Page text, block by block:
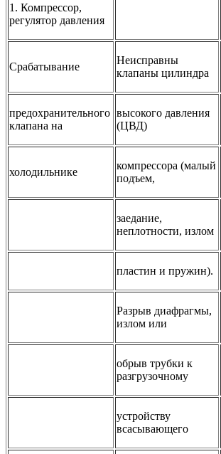
1. Компрессор,
регулятор давления
Срабатывание
Неисправны
клапаны цилиндра
предохранительного
клапана на
высокого давления
(ЦВД)
холодильнике
компрессора (малый
подъем,
заедание,
неплотности, излом
пластин и пружин).
Разрыв диафрагмы,
излом или
обрыв трубки к
разгрузочному
устройству
всасывающего